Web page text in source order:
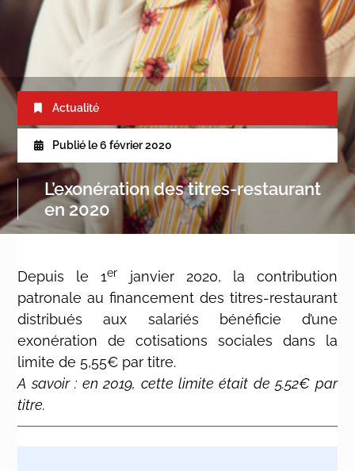
Actualité
Publié le 6 février 2020
L’exonération des titres-restaurant
en 2020
Depuis le 1er
janvier 2020, la contribution
patronale au financement des titres-restaurant
distribués aux salariés bénéficie d’une
exonération de cotisations sociales dans la
limite de 5,55€ par titre.
A savoir : en 2019, cette limite était de 5.52€ par
titre.